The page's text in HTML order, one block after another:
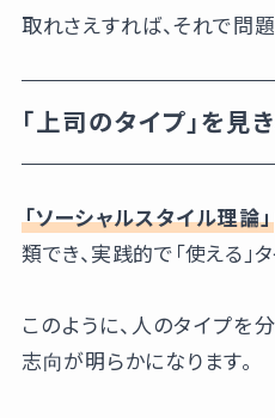
取れさえすれば、それで問
「上司のタイプ」を見
「ソーシャルスタイル理論」
類でき、実践的で「使える」
このように、人のタイプを
志向が明らかになります。